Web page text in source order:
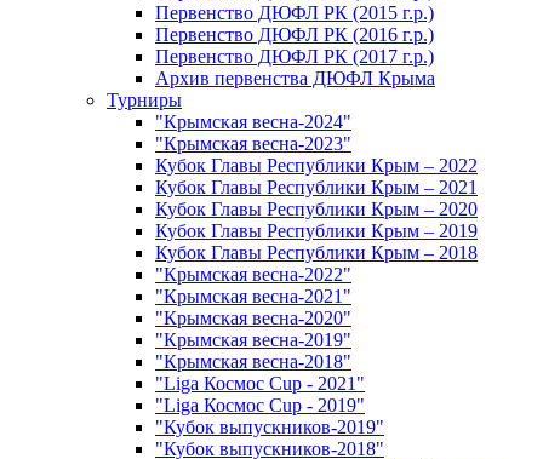
Первенство ДЮФЛ РК (2015 г.р.)
Первенство ДЮФЛ РК (2016 г.р.)
Первенство ДЮФЛ РК (2017 г.р.)
Архив первенства ДЮФЛ Крыма
Турниры
"Крымская весна-2024"
"Крымская весна-2023"
Кубок Главы Республики Крым – 2022
Кубок Главы Республики Крым – 2021
Кубок Главы Республики Крым – 2020
Кубок Главы Республики Крым – 2019
Кубок Главы Республики Крым – 2018
"Крымская весна-2022"
"Крымская весна-2021"
"Крымская весна-2020"
"Крымская весна-2019"
"Крымская весна-2018"
"Liga Космос Cup - 2021"
"Liga Космос Cup - 2019"
"Кубок выпускников-2019"
"Кубок выпускников-2018"